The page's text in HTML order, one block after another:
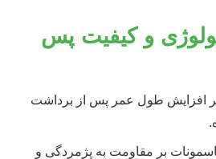
و کیفیت پس
بر افزایش طول عمر پس از برداشت
بر مقاومت به پژمردگی و